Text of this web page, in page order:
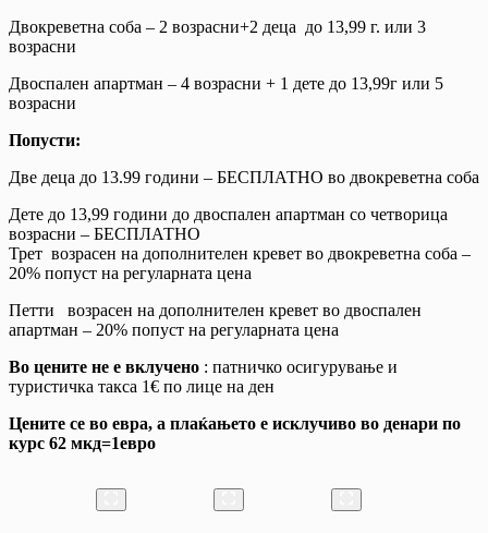
Двокреветна соба – 2 возрасни+2 деца до 13,99 г. или 3
возрасни
Двоспален апартман – 4 возрасни + 1 дете до 13,99г или 5
возрасни
Попусти:
Две деца до 13.99 години – БЕСПЛАТНО во двокреветна соба
Дете до 13,99 години до двоспален апартман со четворица
возрасни – БЕСПЛАТНО
Трет возрасен на дополнителен кревет во двокреветна соба –
20% попуст на регуларната цена
Петти возрасен на дополнителен кревет во двоспален
апартман – 20% попуст на регуларната цена
Во цените не е вклучено : патничко осигурување и
туристичка тaкса 1€ по лице на ден
Цените се во евра, а плаќањето е исклучиво во денари по
курс 62 мкд=1евро